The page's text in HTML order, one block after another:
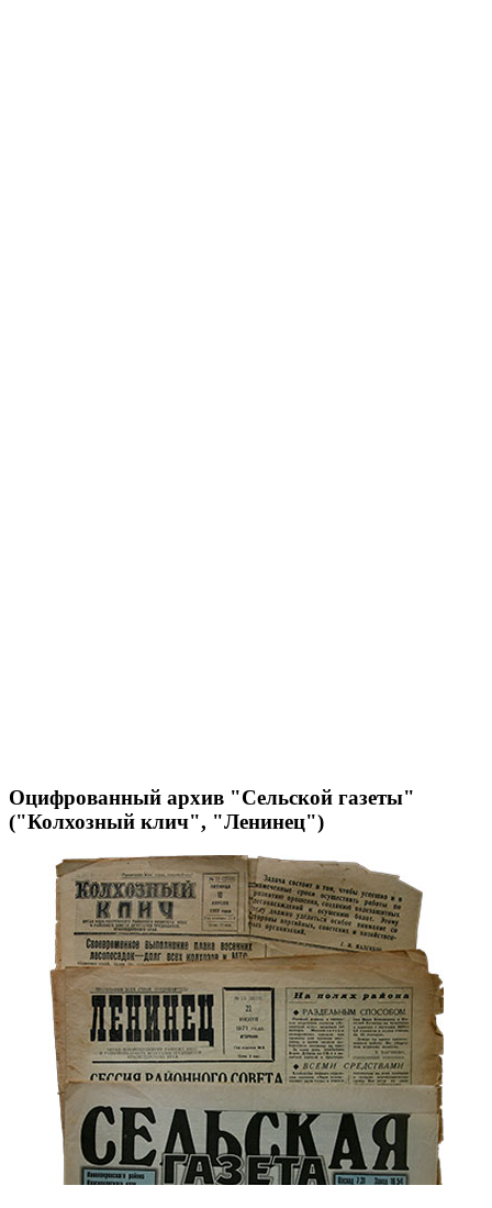
Оцифрованный архив "Сельской газеты"
("Колхозный клич", "Ленинец")